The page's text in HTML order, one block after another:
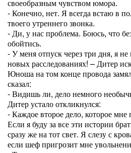
своеобразным чувством юмора.
- Конечно, нет. Я всегда встаю в
твоего утреннего звонка.
- Ди, у нас проблема. Боюсь, что
обойтись.
- У меня отпуск через три дня, я не
новых расследованиях! – Дитер
Юноша на том конце провода
сказал:
- Видишь ли, дело немного
Дитер устало откликнулся:
- Каждое второе дело, которое
Если я буду за все эти истории
сразу же на тот свет. Я слезу с
если шеф пригрозит мне